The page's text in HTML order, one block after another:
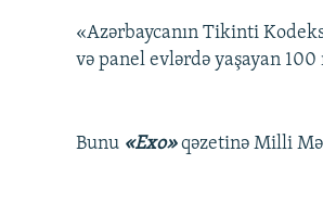
«Azərbaycanın Tikinti
və panel evlərdə yaşayan
Bunu «Exo»qəzetinə Milli